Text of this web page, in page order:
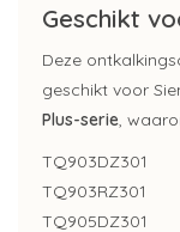
Geschikt
Deze
geschikt voor
Plus-serie,
TQ903DZ301
TQ903RZ301
TQ905DZ301